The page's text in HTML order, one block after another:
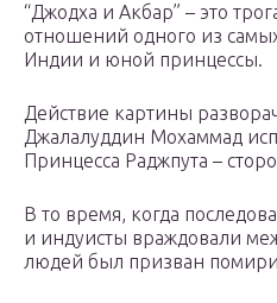
“Джодха и Акбар” – это
отношений одного из
Индии и юной принцессы.
Действие картины
Джалалуддин Мохаммад
Принцесса Раджпута –
В то время, когда
и индуисты враждовали
людей был призван